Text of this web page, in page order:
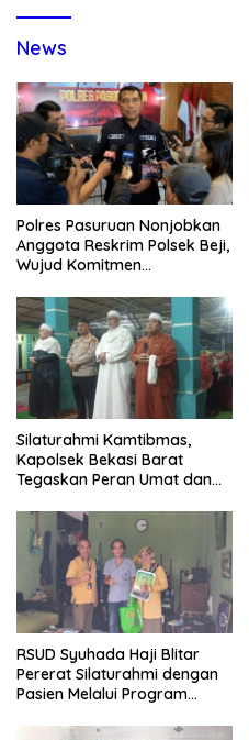
News
Polres Pasuruan Nonjobkan
Anggota Reskrim Polsek Beji,
Wujud Komitmen
Dugaan Penganiayaan
Silaturahmi Kamtibmas,
Kapolsek Bekasi Barat
Tegaskan Peran Umat dan
Kondusivitas Wilayah
RSUD Syuhada Haji Blitar
Pererat Silaturahmi dengan
Pasien Melalui Program